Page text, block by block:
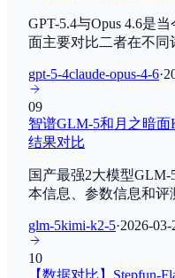
Qwen3.7-Plus
By阿里巴巴
ByStepFunAI
Claude Opus 4.8
ARC-AGI-2
综合评估
Creative Writing
写作和创作
MTEB
文本向量检索
GPT-5.4与Opus 4.6是
面主要对比二者在不同
gpt-5-4claude-opus-4-6·
09
智谱GLM-5和月之暗
结果对比
国产最强2大模型
本信息、参数信息和评
glm-5kimi-k2-5·2026-03-
10